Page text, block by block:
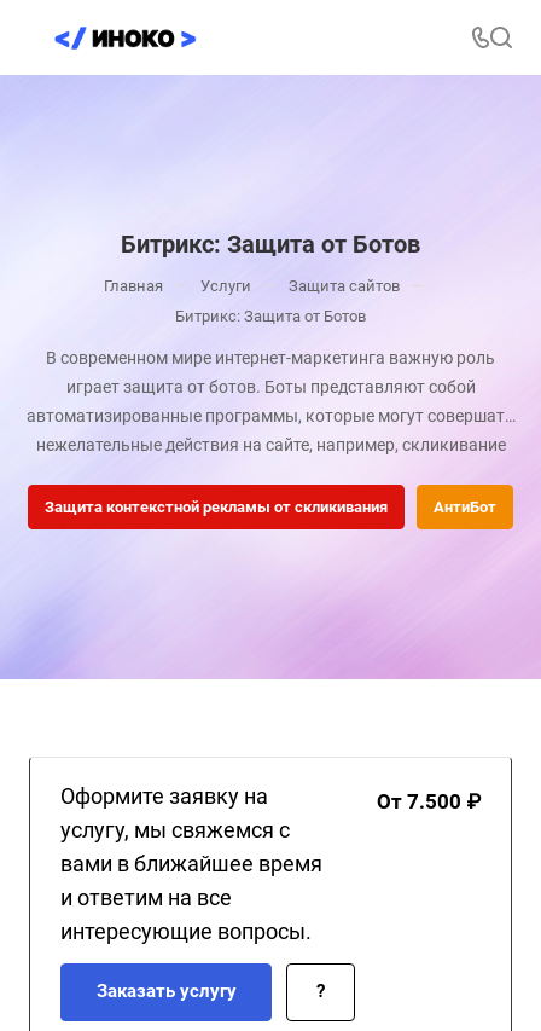
Битрикс: Защита от Ботов
Главная — Услуги — Защита сайтов —
Битрикс: Защита от Ботов
В современном мире интернет-маркетинга важную роль
играет защита от ботов. Боты представляют собой
автоматизированные программы, которые могут совершать
нежелательные действия на сайте, например, скликивание
защиты от ботов в системе Битрикс.
Защита контекстной рекламы от скликивания АнтиБот
Оформите заявку на
услугу, мы свяжемся с
вами в ближайшее время
и ответим на все
интересующие вопросы.
От 7.500 ₽
Заказать услугу ?